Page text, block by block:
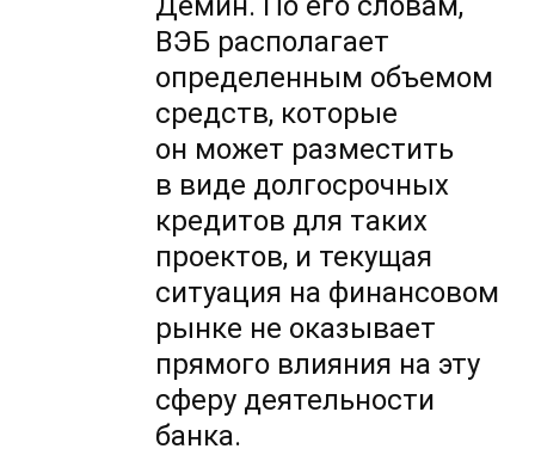
ВЭБ располагает
определенным объемом
средств, которые
он может разместить
в виде долгосрочных
кредитов для таких
проектов, и текущая
ситуация на финансовом
рынке не оказывает
прямого влияния на эту
сферу деятельности
банка.